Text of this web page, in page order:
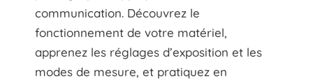
communication. Découvrez le
fonctionnement de votre matériel,
apprenez les réglages d’exposition et les
modes de mesure, et pratiquez en